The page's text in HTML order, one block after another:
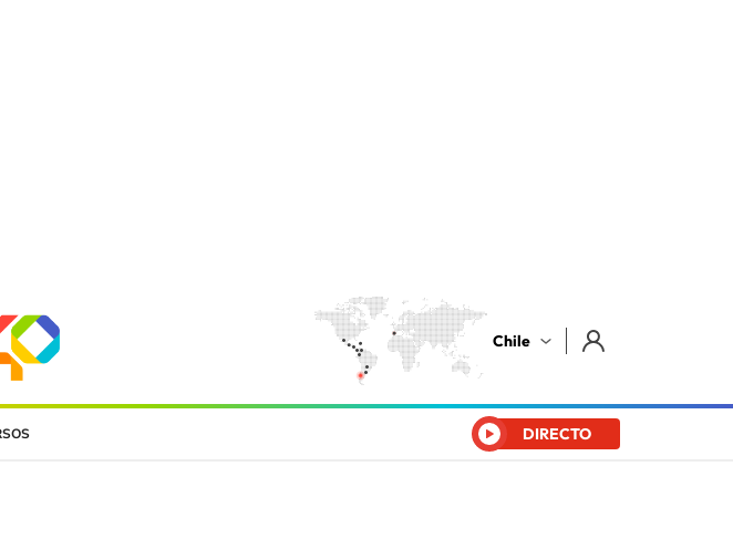
Chile
DIRECTO